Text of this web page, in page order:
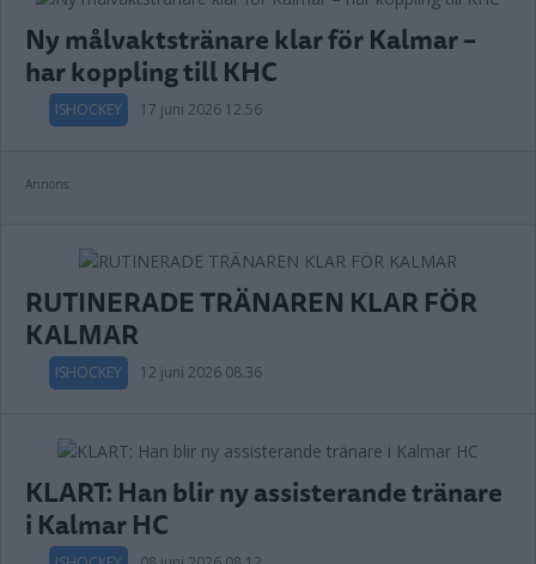
Ny målvaktstränare klar för Kalmar –
har koppling till KHC
ISHOCKEY 17 juni 2026 12.56
Annons:
RUTINERADE TRÄNAREN KLAR FÖR
KALMAR
ISHOCKEY 12 juni 2026 08.36
KLART: Han blir ny assisterande tränare
i Kalmar HC